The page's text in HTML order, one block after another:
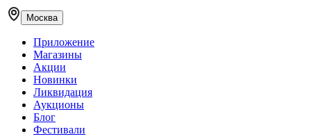
Москва
Приложение
Магазины
Акции
Новинки
Ликвидация
Аукционы
Блог
Фестивали